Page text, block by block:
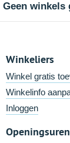
Geen winkels
Winkeliers
Winkel gratis
Winkelinfo
Inloggen